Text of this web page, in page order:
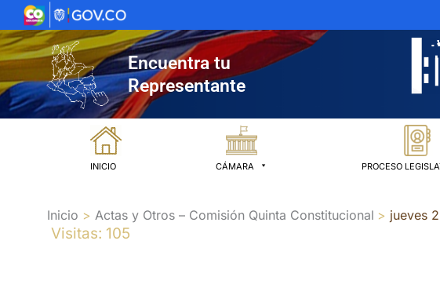
al
contenido
Encuentra tu
Representante
INICIO CÁMARA PROCESO
Inicio Actas y Otros – Comisión Quinta Constitucional jueves
Visitas: 105